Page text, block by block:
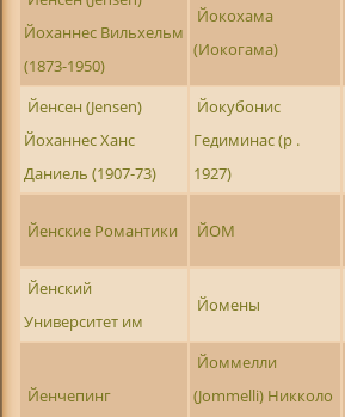
Йоханнес Вильхельм
(1873-1950)
Йокохама
(Иокогама)
Йенсен (Jensen)
Йоханнес Ханс
Даниель (1907-73)
Йокубонис
Гедиминас (р .
1927)
Йенские Романтики ЙОМ
Йенский
Университет им
Йомены
Йенчепинг
Йоммелли
(Jommelli) Никколо